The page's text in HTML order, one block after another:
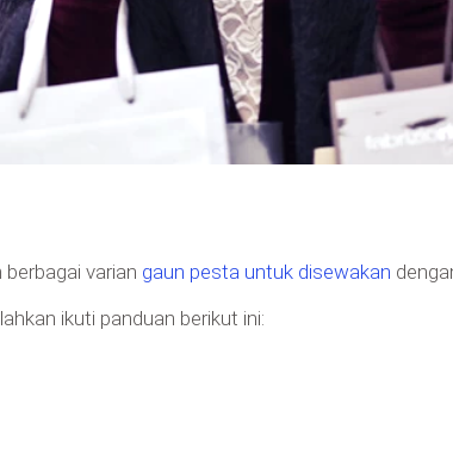
varian gaun pesta untuk disewakan
ikuti panduan berikut ini: